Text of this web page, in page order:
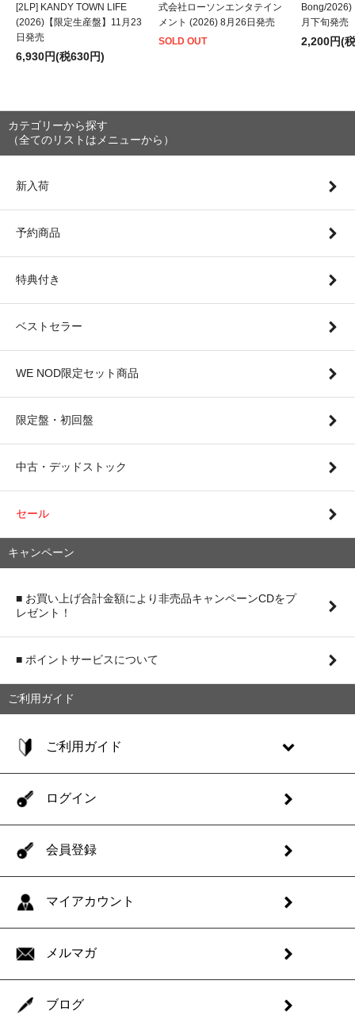
[2LP] KANDY TOWN LIFE
(2026)【限定生産盤】11月23
日発売
6,930円(税630円)
式会社ローソンエンタテイン
メント (2026) 8月26日発売
SOLD OUT
Bong/2026)
月下旬発売
2,200円(
カテゴリーから探す
（全てのリストはメニューから）
新入荷
予約商品
特典付き
ベストセラー
WE NOD限定セット商品
限定盤・初回盤
中古・デッドストック
セール
キャンペーン
■ お買い上げ合計金額により非売品キャンペーンCDをプ
レゼント！
■ ポイントサービスについて
ご利用ガイド
ご利用ガイド
ログイン
会員登録
マイアカウント
メルマガ
ブログ